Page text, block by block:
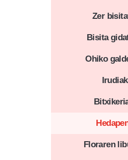
Zer
Bisita
Ohiko
Irudiak
Floraren